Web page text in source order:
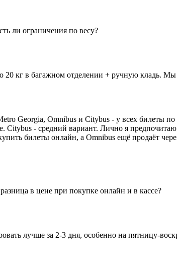
ли ограничения по весу?
кг в багажном отделении + ручную кладь.
Georgia, Omnibus и Citybus - у всех билеты
- средний вариант. Лично я
билеты онлайн, а Omnibus ещё продаёт
в цене при покупке онлайн и в кассе?
лучше за 2-3 дня, особенно на пятницу-